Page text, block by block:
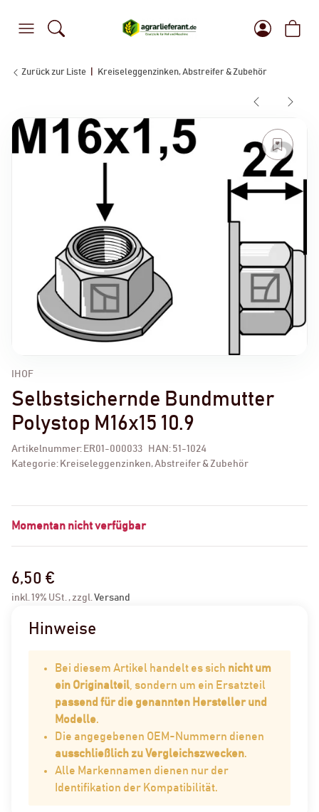
Zurück zur Liste Kreiseleggenzinken, Abstreifer & Zubehör
IHOF
Selbstsichernde Bundmutter
Polystop M16x15 10.9
Artikelnummer: ER01-000033 HAN: 51-1024
Kategorie: Kreiseleggenzinken, Abstreifer & Zubehör
Momentan nicht verfügbar
6,50 €
inkl. 19% USt. , zzgl.Versand
Hinweise
Bei diesem Artikel handelt es sich nicht um
ein Originalteil , sondern um ein Ersatzteil
passend für die genannten Hersteller und
Modelle.
Die angegebenen OEM-Nummern dienen
ausschließlich zu Vergleichszwecken.
Alle Markennamen dienen nur der
Identifikation der Kompatibilität.